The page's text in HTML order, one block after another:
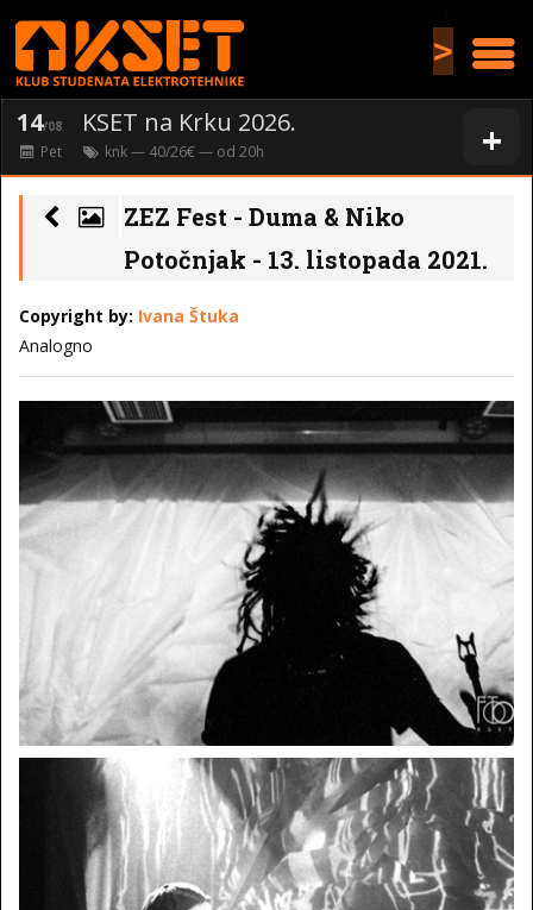
>
+
14/08 KSET na Krku 2026.
Pet knk— 40/26€ — od 20h
ZEZ Fest - Duma & Niko
Potočnjak - 13. listopada 2021.
Copyright by: Ivana Štuka
Analogno